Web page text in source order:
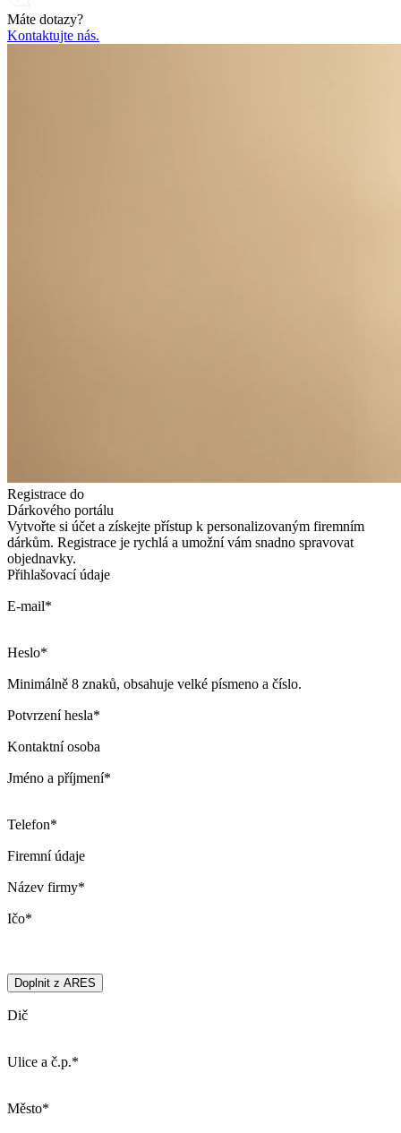
Máte dotazy?
Kontaktujte nás.
Registrace do
Dárkového portálu
Vytvořte si účet a získejte přístup k personalizovaným firemním
dárkům. Registrace je rychlá a umožní vám snadno spravovat
objednavky.
Přihlašovací údaje
E-mail*
Heslo*
Minimálně 8 znaků, obsahuje velké písmeno a číslo.
Potvrzení hesla*
Kontaktní osoba
Jméno a příjmení*
Telefon*
Firemní údaje
Název firmy*
Ičo*
Doplnit z ARES
Dič
Ulice a č.p.*
Město*